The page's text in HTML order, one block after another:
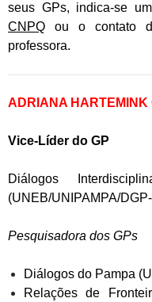
seus GPs, indica-se
CNPQ ou o contato
professora.
ADRIANA HARTEMINK
Vice-Líder do GP
Diálogos
(UNEB/UNIPAMPA/
Pesquisadora dos GPs
Diálogos do Pampa
Relações de